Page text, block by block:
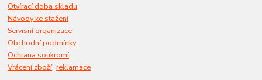
Otvírací doba skladu
Návody ke stažení
Servisní organizace
Obchodní podmínky
Ochrana soukromí
Vrácení zboží,reklamace